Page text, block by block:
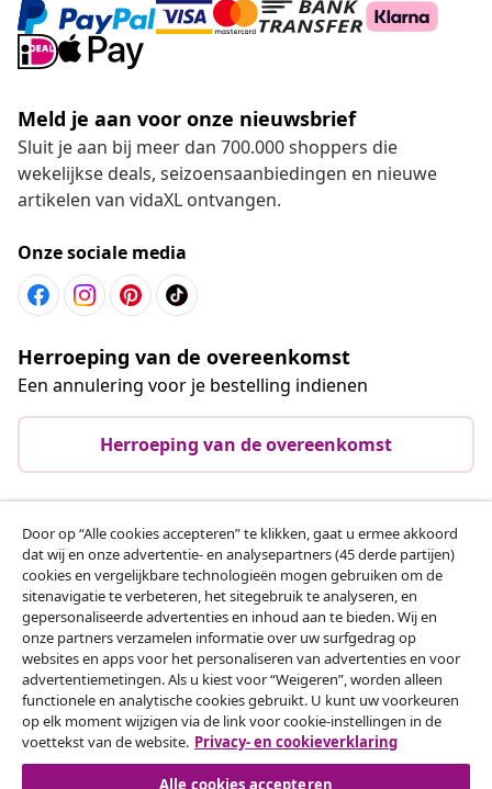
Meld je aan voor onze nieuwsbrief
Sluit je aan bij meer dan 700.000 shoppers die
wekelijkse deals, seizoensaanbiedingen en nieuwe
artikelen van vidaXL ontvangen.
Onze sociale media
Herroeping van de overeenkomst
Een annulering voor je bestelling indienen
Herroeping van de overeenkomst
Klantenservice
Zakelijk
vidaXL
Ontdek meer
Door op “Alle cookies accepteren” te klikken, gaat u ermee akkoord
dat wij en onze advertentie- en analysepartners (45 derde partijen)
cookies en vergelijkbare technologieën mogen gebruiken om de
sitenavigatie te verbeteren, het sitegebruik te analyseren, en
gepersonaliseerde advertenties en inhoud aan te bieden. Wij en
onze partners verzamelen informatie over uw surfgedrag op
websites en apps voor het personaliseren van advertenties en voor
advertentiemetingen. Als u kiest voor “Weigeren”, worden alleen
functionele en analytische cookies gebruikt. U kunt uw voorkeuren
op elk moment wijzigen via de link voor cookie-instellingen in de
voettekst van de website. Privacy- en cookieverklaring
Alle cookies accepteren